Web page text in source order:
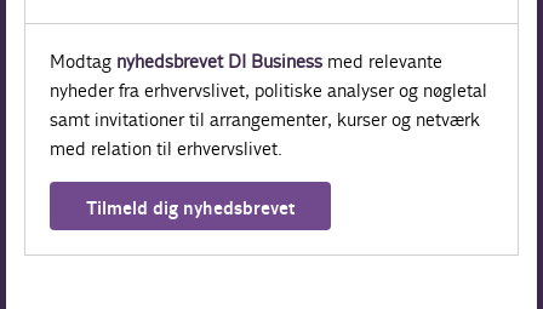
Modtag nyhedsbrevet DI Business med relevante
nyheder fra erhvervslivet, politiske analyser og nøgletal
samt invitationer til arrangementer, kurser og netværk
med relation til erhvervslivet.
Tilmeld dig nyhedsbrevet